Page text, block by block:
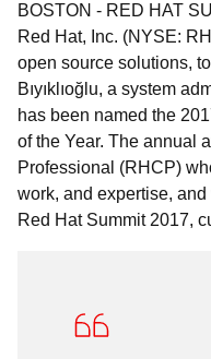
BOSTON - RED HAT
Red Hat, Inc. (NYSE:
open source solutions,
Bıyıklıoğlu, a system
has been named the
of the Year. The annual
Professional (RHCP)
work, and expertise, and
Red Hat Summit 2017,